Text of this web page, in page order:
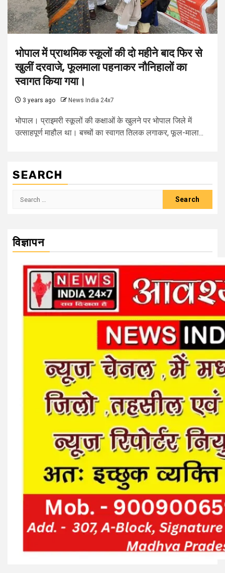
भोपाल में प्राथमिक स्कूलों की दो महीने बाद फिर से
खुलीं दरवाजे, फूलमाला पहनाकर नौनिहालों का
स्वागत किया गया।
3 years ago News India 24x7
भोपाल। प्राइमरी स्कूलों की कक्षाओं के खुलने पर भोपाल जिले में
उत्साहपूर्ण माहौल था। बच्चों का स्वागत तिलक लगाकर, फूल-माला...
SEARCH
Search
विज्ञापन